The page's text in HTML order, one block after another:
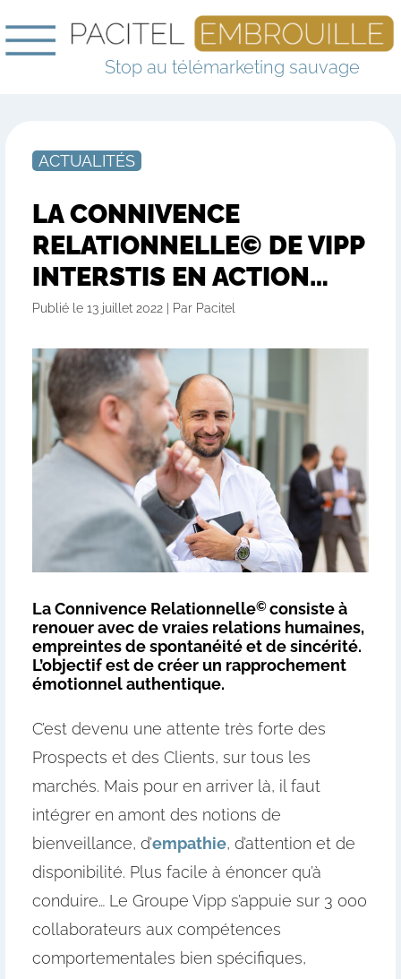
Stop au télémarketing sauvage
ACTUALITÉS
LA CONNIVENCE
RELATIONNELLE© DE VIPP
INTERSTIS EN ACTION…
Publié le 13 juillet 2022 | Par Pacitel
La Connivence Relationnelle©consiste à
renouer avec de vraies relations humaines,
empreintes de spontanéité et de sincérité.
L’objectif est de créer un rapprochement
émotionnel authentique.
C’est devenu une attente très forte des
Prospects et des Clients, sur tous les
marchés. Mais pour en arriver là, il faut
intégrer en amont des notions de
bienveillance, d’empathie, d’attention et de
disponibilité. Plus facile à énoncer qu’à
conduire… Le Groupe Vipp s’appuie sur 3 000
collaborateurs aux compétences
comportementales bien spécifiques,